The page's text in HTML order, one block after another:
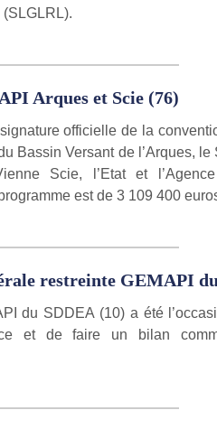
Arques et Scie (76)
officielle de la
Bassin Versant de l’Arques, le
Scie, l’Etat et
est de 3 109 400
restreinte GEMAPI
du SDDEA (10) a été
et de faire un bilan